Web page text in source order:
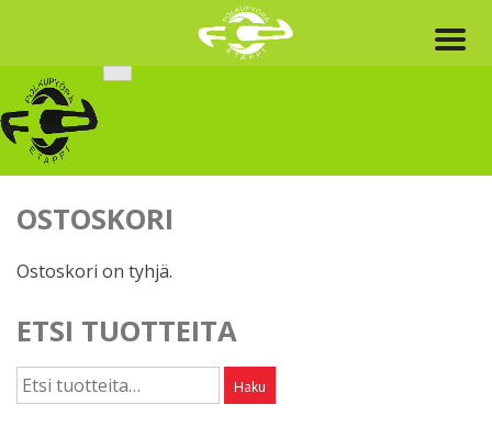
content
OSTOSKORI
Ostoskori on tyhjä.
ETSI TUOTTEITA
Etsi: Haku